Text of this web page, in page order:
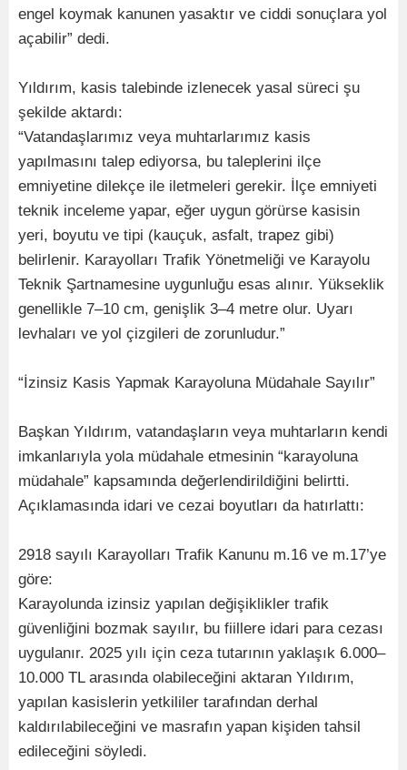
engel koymak kanunen yasaktır ve ciddi sonuçlara yol
açabilir” dedi.
Yıldırım, kasis talebinde izlenecek yasal süreci şu
şekilde aktardı:
“Vatandaşlarımız veya muhtarlarımız kasis
yapılmasını talep ediyorsa, bu taleplerini ilçe
emniyetine dilekçe ile iletmeleri gerekir. İlçe emniyeti
teknik inceleme yapar, eğer uygun görürse kasisin
yeri, boyutu ve tipi (kauçuk, asfalt, trapez gibi)
belirlenir. Karayolları Trafik Yönetmeliği ve Karayolu
Teknik Şartnamesine uygunluğu esas alınır. Yükseklik
genellikle 7–10 cm, genişlik 3–4 metre olur. Uyarı
levhaları ve yol çizgileri de zorunludur.”
“İzinsiz Kasis Yapmak Karayoluna Müdahale Sayılır”
Başkan Yıldırım, vatandaşların veya muhtarların kendi
imkanlarıyla yola müdahale etmesinin “karayoluna
müdahale” kapsamında değerlendirildiğini belirtti.
Açıklamasında idari ve cezai boyutları da hatırlattı:
2918 sayılı Karayolları Trafik Kanunu m.16 ve m.17’ye
göre:
Karayolunda izinsiz yapılan değişiklikler trafik
güvenliğini bozmak sayılır, bu fiillere idari para cezası
uygulanır. 2025 yılı için ceza tutarının yaklaşık 6.000–
10.000 TL arasında olabileceğini aktaran Yıldırım,
yapılan kasislerin yetkililer tarafından derhal
kaldırılabileceğini ve masrafın yapan kişiden tahsil
edileceğini söyledi.